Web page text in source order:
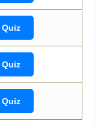
Quiz
Quiz
Quiz